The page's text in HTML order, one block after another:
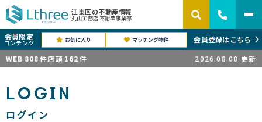
江東区の不動産情報
丸山工務店 不動産事業部
会員限定
コンテンツ お気に入り マッチング物件
会員登録はこちら
WEB 808件店頭 162 件 2026.08.08 更新
LOGIN
ログイン